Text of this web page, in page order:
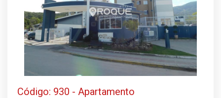
Código: 930 - Apartamento